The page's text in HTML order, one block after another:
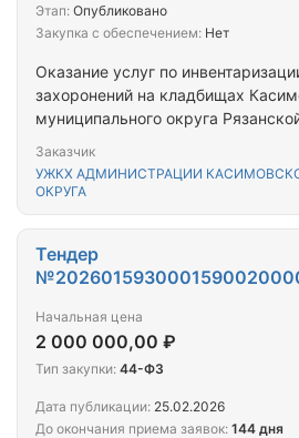
Оказание услуг по
захоронений на кладбищах
муниципального округа
Заказчик
УЖКХ АДМИНИСТРАЦИИ
ОКРУГА
Этап: Опубликовано
Закупка с обеспечением: Нет
Тендер
Начальная цена
2 000 000,00 ₽
Тип закупки: 44-ФЗ
Дата публикации: 25.02.2026
До окончания приема заявок: 144 дня